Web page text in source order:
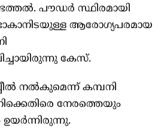
പൗഡർ സ്ഥിരമായി
ആരോഗ്യപരമായ
കേസ്.
നൽകുമെന്ന് കമ്പനി
നേരത്തെയും